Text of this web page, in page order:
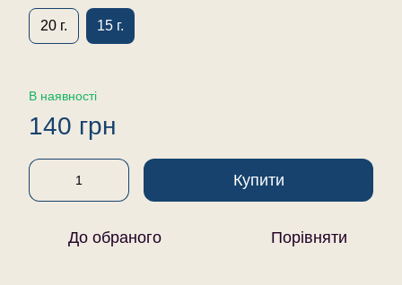
20 г. 15 г.
В наявності
140 грн
Купити
До обраного Порівняти